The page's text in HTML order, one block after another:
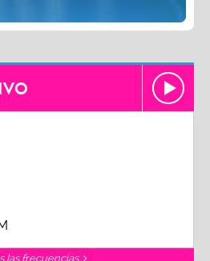
las frecuencias